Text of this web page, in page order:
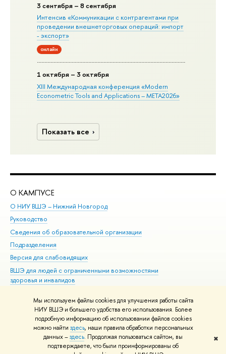
Мы используем файлы cookies для улучшения работы сайта
НИУ ВШЭ и большего удобства его использования. Более
подробную информацию об использовании файлов cookies
можно найти здесь, наши правила обработки персональных
данных –здесь. Продолжая пользоваться сайтом, вы
подтверждаете, что были проинформированы об
✖
3 сентября – 8 сентября
Интенсив «Коммуникации с контрагентами при
проведении внешнеторговых операций: импорт
- экспорт»
онлайн
1 октября – 3 октября
XIII Международная конференция «Modern
Econometric Tools and Applications – META2026»
Показать все
О КАМПУСЕ
О НИУ ВШЭ – Нижний Новгород
Руководство
Сведения об образовательной организации
Подразделения
Версия для слабовидящих
ВШЭ для людей с ограниченными возможностями
здоровья и инвалидов